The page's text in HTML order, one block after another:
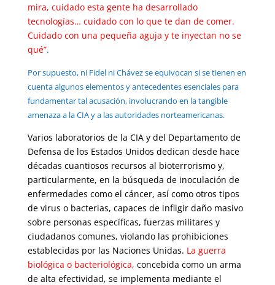
mira, cuidado esta gente ha desarrollado
tecnologías… cuidado con lo que te dan de comer.
Cuidado con una pequeña aguja y te inyectan no se
qué”.
Por supuesto, ni Fidel ni Chávez se equivocan si se tienen en
cuenta algunos elementos y antecedentes esenciales para
fundamentar tal acusación, involucrando en la tangible
amenaza a la CIA y a las autoridades norteamericanas.
Varios laboratorios de la CIA y del Departamento de
Defensa de los Estados Unidos dedican desde hace
décadas cuantiosos recursos al bioterrorismo y,
particularmente, en la búsqueda de inoculación de
enfermedades como el cáncer, así como otros tipos
de virus o bacterias, capaces de infligir daño masivo
sobre personas específicas, fuerzas militares y
ciudadanos comunes, violando las prohibiciones
establecidas por las Naciones Unidas. La guerra
biológica o bacteriológica, concebida como un arma
de alta efectividad, se implementa mediante el